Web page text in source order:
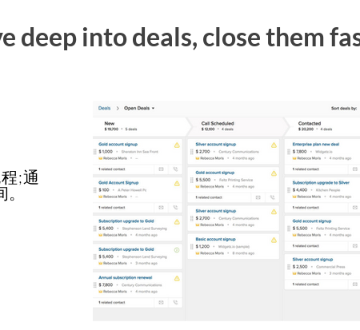
deep into deals, close them
;通